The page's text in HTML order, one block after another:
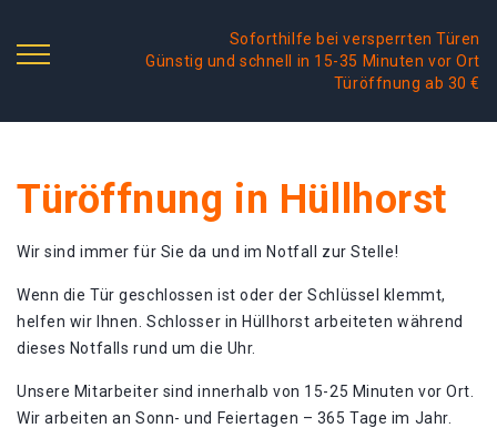
Soforthilfe bei versperrten Türen
Günstig und schnell in 15-35 Minuten vor Ort
Türöffnung ab 30 €
Türöffnung in Hüllhorst
Wir sind immer für Sie da und im Notfall zur Stelle!
Wenn die Tür geschlossen ist oder der Schlüssel klemmt,
helfen wir Ihnen. Schlosser in Hüllhorst arbeiteten während
dieses Notfalls rund um die Uhr.
Unsere Mitarbeiter sind innerhalb von 15-25 Minuten vor Ort.
Wir arbeiten an Sonn- und Feiertagen – 365 Tage im Jahr.